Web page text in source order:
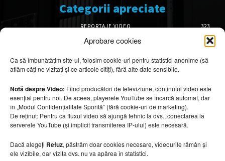
Aprobare cookies
Ca să îmbunătățim site-ul, folosim cookie-uri pentru statistici anonime (să
aflăm câți ne vizitați și ce articole citiți), fără alte date sensibile.
Notă despre Video: Fiind producători de televiziune, conținutul video este
esențial pentru noi. De aceea, playerele YouTube se încarcă automat, dar
în „Modul Confidențialitate Sporită” (fără cookie-uri de marketing).
De reținut: Pentru ca fluxul video să ajungă tehnic la dvs., conectarea la
serverele YouTube (și implicit transmiterea IP-ului) este necesară.
Dacă alegeți Refuz, păstrăm doar cookies necesare, videourile rămân și
ele vizibile, dar vizita dvs. nu va apărea în statistici.
Categorii apreciate
REPORTAJE VIDEO
323
AMENAJĂRI INTERIOARE
126
DESIGN INTERIOR
64
ARHITECTURĂ & DESIGN
OPINII & ANALIZE
43
Articole recomandate
Cele mai impresionante cabane moderne
7 august 2026